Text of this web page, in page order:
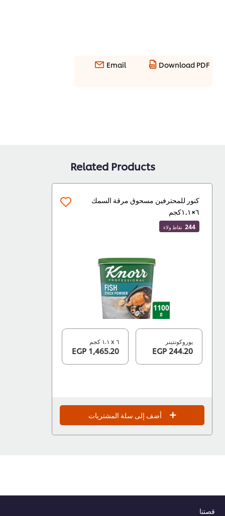
Download PDF
Email
Related Products
كنور للمحترفين مسحوق مرقة السمك
244 نقاط ولاء
يوروكونتينر
244.20 EGP
1,465.20 EGP
أضف إلى سلة المشتريات
قصتنا